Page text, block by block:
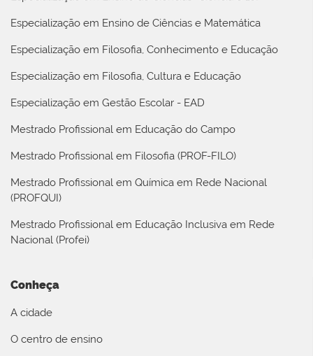
Especialização em Ensino de Ciências e Matemática
Especialização em Filosofia, Conhecimento e Educação
Especialização em Filosofia, Cultura e Educação
Especialização em Gestão Escolar - EAD
Mestrado Profissional em Educação do Campo
Mestrado Profissional em Filosofia (PROF-FILO)
Mestrado Profissional em Química em Rede Nacional
(PROFQUI)
Mestrado Profissional em Educação Inclusiva em Rede
Nacional (Profei)
Conheça
A cidade
O centro de ensino